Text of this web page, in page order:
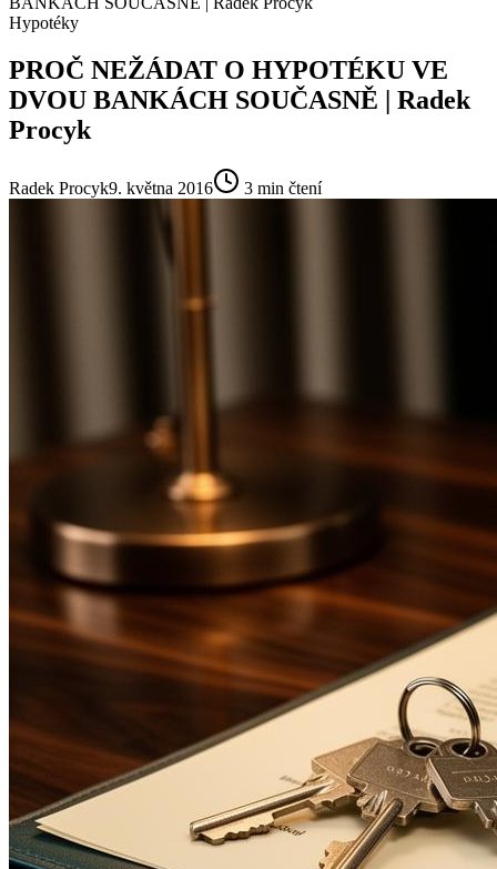
Hypotéky
PROČ NEŽÁDAT O HYPOTÉKU VE
DVOU BANKÁCH SOUČASNĚ | Radek
Procyk
Radek Procyk9. května 2016 3 min čtení